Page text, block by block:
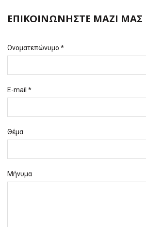
ΕΠΙΚΟΙΝΩΝΗΣΤΕ ΜΑΖΙ ΜΑΣ
Ονοματεπώνυμο *
E-mail *
Θέμα
Μήνυμα